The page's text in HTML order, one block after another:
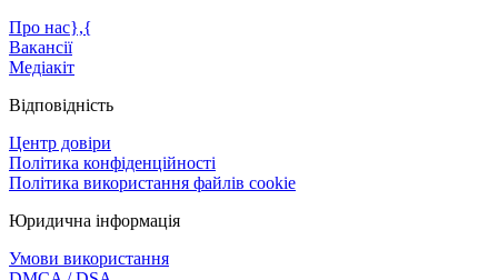
Про нас},{
Вакансії
Медіакіт
Відповідність
Центр довіри
Політика конфіденційності
Політика використання файлів cookie
Юридична інформація
Умови використання